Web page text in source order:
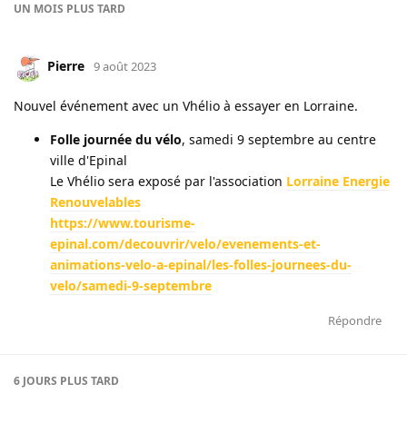
UN MOIS PLUS TARD
Pierre 9 août 2023
Nouvel événement avec un Vhélio à essayer en Lorraine.
Folle journée du vélo, samedi 9 septembre au centre
ville d'Epinal
Le Vhélio sera exposé par l'association Lorraine Energie
Renouvelables
https://www.tourisme-
epinal.com/decouvrir/velo/evenements-et-
animations-velo-a-epinal/les-folles-journees-du-
velo/samedi-9-septembre
Répondre
6 JOURS PLUS TARD